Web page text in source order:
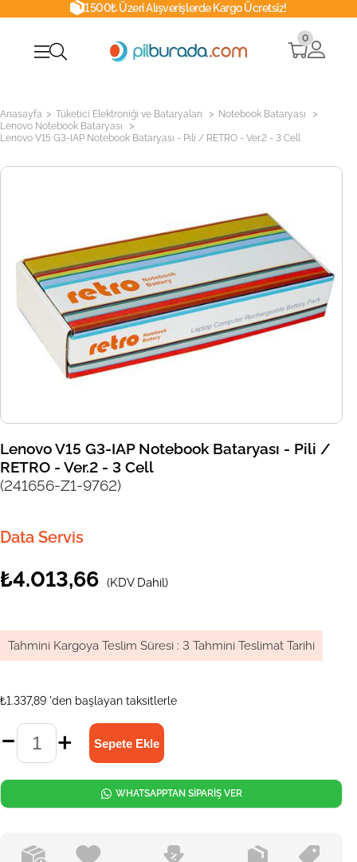
1500₺ Üzeri Alışverişlerde Kargo Ücretsiz!
0
Anasayfa > Tüketici Elektroniği ve Bataryaları > Notebook Bataryası >
Lenovo Notebook Bataryası >
Lenovo V15 G3-IAP Notebook Bataryası - Pili / RETRO - Ver.2 - 3 Cell
Lenovo V15 G3-IAP Notebook Bataryası - Pili /
RETRO - Ver.2 - 3 Cell
(241656-Z1-9762)
Data Servis
₺4.013,66 (KDV Dahil)
Tahmini Kargoya Teslim Süresi : 3 Tahmini Teslimat Tarihi
₺1.337,89 'den başlayan taksitlerle
WHATSAPPTAN SİPARİŞ VER